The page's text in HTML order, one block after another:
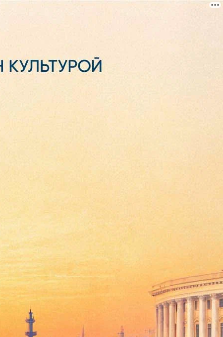
было собрано 580 тысяч рублей, что на 20 тысяч